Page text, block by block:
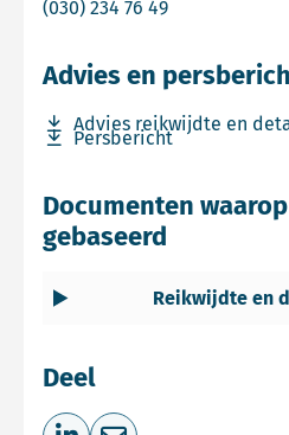
(030) 234 76 49Bel Aletta
Advies en
Advies reikwijdte en
Download bestand Advies
Persbericht
Download bestand
Documenten
gebaseerd
Reikwijdte en
Deel